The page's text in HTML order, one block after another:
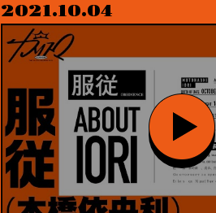
2021.10.04